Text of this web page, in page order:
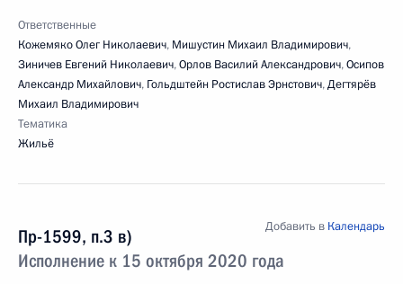
Ответственные
Кожемяко Олег Николаевич, Мишустин Михаил Владимирович,
Зиничев Евгений Николаевич,Орлов Василий Александрович,Осипов
Александр Михайлович, Гольдштейн Ростислав Эрнстович,Дегтярёв
Михаил Владимирович
Тематика
Жильё
Пр-1599, п.3 в)
Исполнение к 15 октября 2020 года
Добавить в Календарь